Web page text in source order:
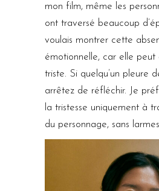
mon film, même les
ont traversé beaucoup
voulais montrer cette
émotionnelle, car elle peut
triste. Si quelqu’un pleure
arrêtez de réfléchir. Je
la tristesse uniquement à
du personnage, sans